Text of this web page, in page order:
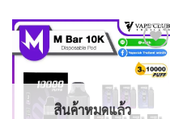
Add
to
wishlist
สินค้าหมดแล้ว